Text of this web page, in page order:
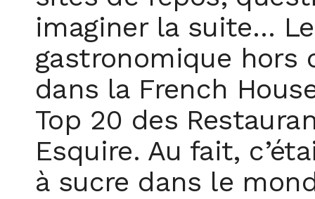
imaginer la suite…
gastronomique hors
dans la French
Top 20 des
Esquire. Au fait,
à sucre dans le